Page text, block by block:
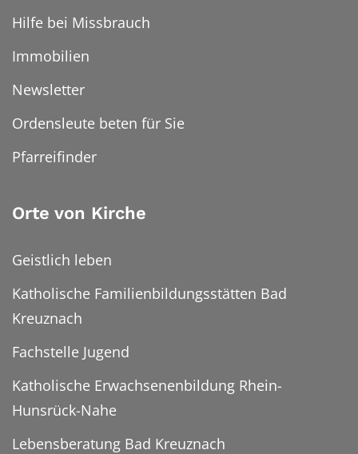
Hilfe bei Missbrauch
Immobilien
Newsletter
Ordensleute beten für Sie
Pfarreifinder
Orte von Kirche
Geistlich leben
Katholische Familienbildungsstätten Bad
Kreuznach
Fachstelle Jugend
Katholische Erwachsenenbildung Rhein-
Hunsrück-Nahe
Lebensberatung Bad Kreuznach